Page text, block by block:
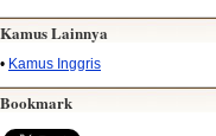
Kamus Lainnya
• Kamus Inggris
Bookmark